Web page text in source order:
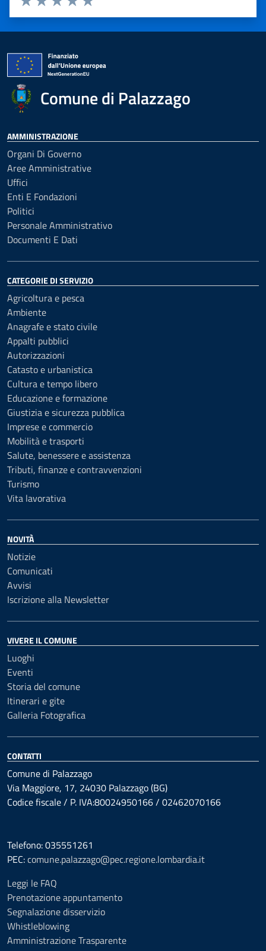
Valuta 5 stelle su 5
Valuta 4 stelle su 5
Valuta 3 stelle su 5
Valuta 2 stelle su 5
Valuta 1 stelle su 5
Comune di Palazzago
AMMINISTRAZIONE
Organi Di Governo
Aree Amministrative
Uffici
Enti E Fondazioni
Politici
Personale Amministrativo
Documenti E Dati
CATEGORIE DI SERVIZIO
Agricoltura e pesca
Ambiente
Anagrafe e stato civile
Appalti pubblici
Autorizzazioni
Catasto e urbanistica
Cultura e tempo libero
Educazione e formazione
Giustizia e sicurezza pubblica
Imprese e commercio
Mobilità e trasporti
Salute, benessere e assistenza
Tributi, finanze e contravvenzioni
Turismo
Vita lavorativa
NOVITÀ
Notizie
Comunicati
Avvisi
Iscrizione alla Newsletter
VIVERE IL COMUNE
Luoghi
Eventi
Storia del comune
Itinerari e gite
Galleria Fotografica
CONTATTI
Comune di Palazzago
Via Maggiore, 17, 24030 Palazzago (BG)
Codice fiscale / P. IVA:80024950166 / 02462070166
Telefono: 035551261
PEC:comune.palazzago@pec.regione.lombardia.it
Leggi le FAQ
Prenotazione appuntamento
Segnalazione disservizio
Whistleblowing
Amministrazione Trasparente